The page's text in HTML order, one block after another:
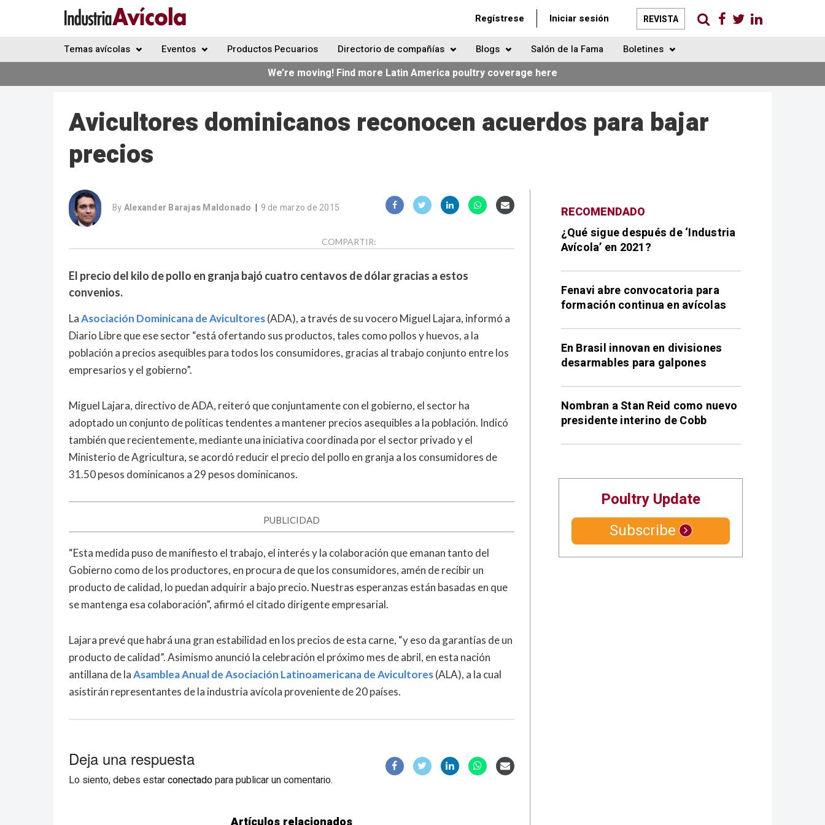
REVISTA
Regístrese Iniciar sesión
Temas avícolas Eventos Productos Pecuarios Directorio de compañías Blogs Salón de la Fama Boletines
We’re moving! Find more Latin America poultry coverage here
Avicultores dominicanos reconocen acuerdos para bajar
precios
ByAlexander Barajas Maldonado | 9 de marzo de 2015
COMPARTIR:
El precio del kilo de pollo en granja bajó cuatro centavos de dólar gracias a estos
convenios.
LaAsociación Dominicana de Avicultores(ADA), a través de su vocero Miguel Lajara, informó a
Diario Libre que ese sector “está ofertando sus productos, tales como pollos y huevos, a la
población a precios asequibles para todos los consumidores, gracias al trabajo conjunto entre los
empresarios y el gobierno”.
Miguel Lajara, directivo de ADA, reiteró que conjuntamente con el gobierno, el sector ha
adoptado un conjunto de políticas tendentes a mantener precios asequibles a la población. Indicó
también que recientemente, mediante una iniciativa coordinada por el sector privado y el
Ministerio de Agricultura, se acordó reducir el precio del pollo en granja a los consumidores de
31.50 pesos dominicanos a 29 pesos dominicanos.
PUBLICIDAD
“Esta medida puso de manifiesto el trabajo, el interés y la colaboración que emanan tanto del
Gobierno como de los productores, en procura de que los consumidores, amén de recibir un
producto de calidad, lo puedan adquirir a bajo precio. Nuestras esperanzas están basadas en que
se mantenga esa colaboración”, afirmó el citado dirigente empresarial.
Lajara prevé que habrá una gran estabilidad en los precios de esta carne, “y eso da garantías de un
producto de calidad”. Asimismo anunció la celebración el próximo mes de abril, en esta nación
antillana de laAsamblea Anual de Asociación Latinoamericana de Avicultores(ALA), a la cual
asistirán representantes de la industria avícola proveniente de 20 países.
Deja una respuesta
Lo siento, debes estarconectadopara publicar un comentario.
RECOMENDADO
¿Qué sigue después de ‘Industria
Avícola’ en 2021?
Fenavi abre convocatoria para
formación continua en avícolas
En Brasil innovan en divisiones
desarmables para galpones
Nombran a Stan Reid como nuevo
presidente interino de Cobb
Poultry Update
Subscribe